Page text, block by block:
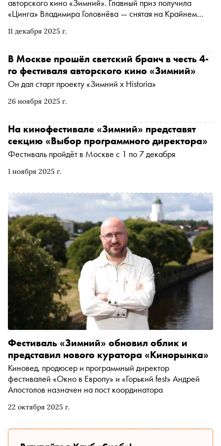
11 декабря 2025 г.
авторского кино «Зимний». Главный приз получила
«Цинга» Владимира Головнёва — снятая на Крайнем
за лучшую мужскую роль), который должен преодолеть
Катя Загвоздкина посмотрела фестивальную программу
и подробнее рассказывает про «Цингу» и другие лучшие
фильмы «Зимнего»
26 ноября 2025 г.
В Москве прошёл светский бранч в честь 4-
го фестиваля авторского кино «Зимний»
Он дал старт проекту «Зимний х Historia»
1 ноября 2025 г.
На кинофестивале «Зимний» представят
секцию «Выбор программного директора»
Фестиваль пройдёт в Москве с 1 по 7 декабря
22 октября 2025 г.
Фестиваль «Зимний» обновил облик и
представил нового куратора «Кинорынка»
Киновед, продюсер и программный директор
фестивалей «Окно в Европу» и «Горький fest» Андрей
Апостолов назначен на пост координатора